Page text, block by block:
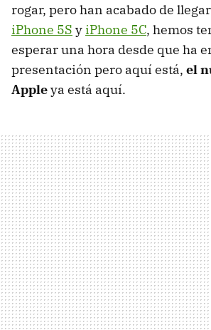
rogar, pero han acabado de
iPhone 5S yiPhone 5C, hemos
esperar una hora desde que ha
presentación pero aquí está, el
Appleya está aquí.